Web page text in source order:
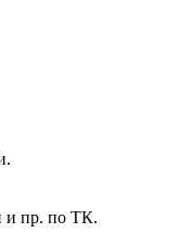
пр. по ТК.